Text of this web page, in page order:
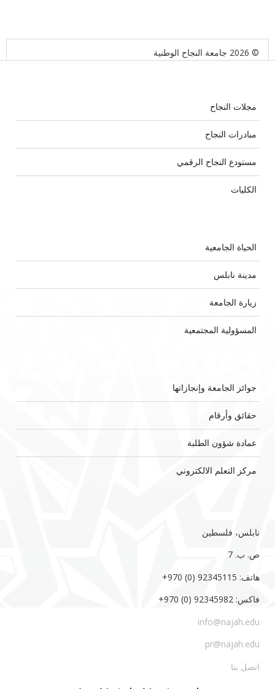
© 2026 جامعة النجاح الوطنية
مجلات النجاح
مبادرات النجاح
مستودع النجاح الرقمي
الكليات
الحياة الجامعية
مدينة نابلس
زيارة الجامعة
المسؤولية المجتمعية
جوائز الجامعة وإنجازاتها
حقائق وأرقام
عمادة شؤون الطلبة
مركز التعلم الالكتروني
نابلس، فلسطين
ص. ب. 7‏
هاتف: 92345115 (0) 970‏‎+‎
فاكس: 92345982 (0) 970‏‎+‎
info@najah.edu
pr@najah.edu
اتصل بنا